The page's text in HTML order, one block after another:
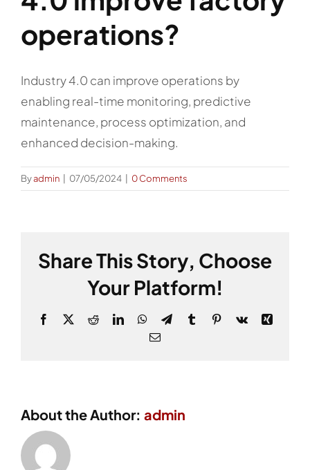
operations?
Industry 4.0 can improve operations by
enabling real-time monitoring, predictive
maintenance, process optimization, and
enhanced decision-making.
Byadmin 07/05/2024 0 Comments
Share This Story, Choose
Your Platform!
Facebook
X RedditLinkedInWhatsApp
TelegramTumblrPinterest
Vk
Xing
Email
About the Author: admin